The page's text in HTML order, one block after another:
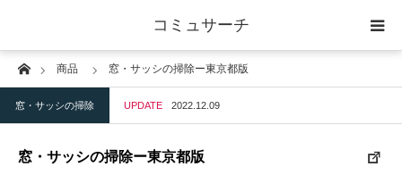
コミュサーチ
Home商品 窓・サッシの掃除ー東京都版
窓・サッシの掃除 UPDATE 2022.12.09
窓・サッシの掃除ー東京都版
ホーム
士業